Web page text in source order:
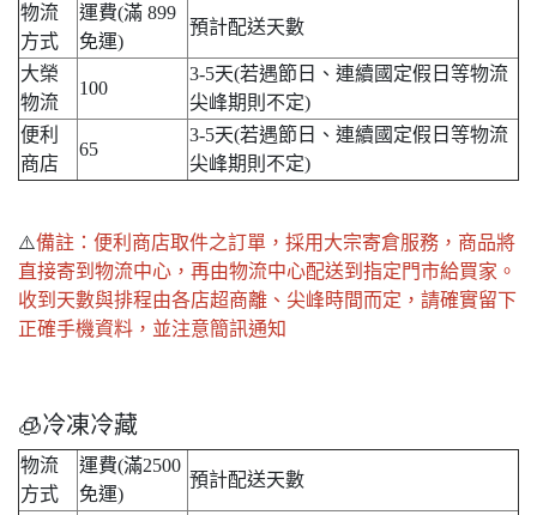
物流
方式
運費(滿 899
免運)
預計配送天數
大榮
物流
100
3-5天(若遇節日、連續國定假日等物流
尖峰期則不定)
便利
商店
65
3-5天(若遇節日、連續國定假日等物流
尖峰期則不定)
⚠️備註：便利商店取件之訂單，採用大宗寄倉服務，商品將
直接寄到物流中心，再由物流中心配送到指定門市給買家。
收到天數與排程由各店超商離、尖峰時間而定，請確實留下
正確手機資料，並注意簡訊通知
🧊冷凍冷藏
物流
方式
運費(滿2500
免運)
預計配送天數